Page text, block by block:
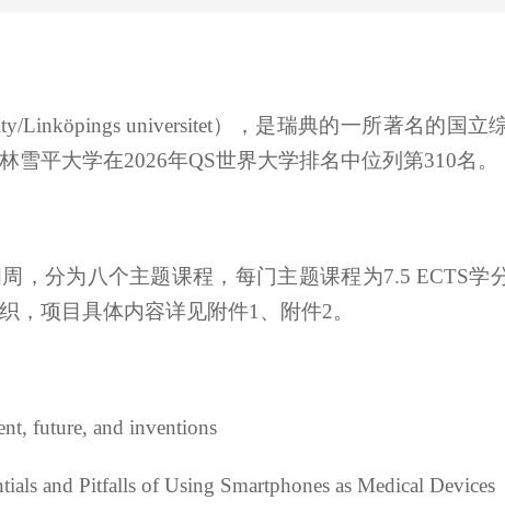
Linköpings universitet），是瑞典的一所著名的国
雪平大学在2026年QS世界大学排名中位列第310名。
，分为八个主题课程，每门主题课程为7.5 ECTS学
，项目具体内容详见附件1、附件2。
future, and inventions
and Pitfalls of Using Smartphones as Medical Devices